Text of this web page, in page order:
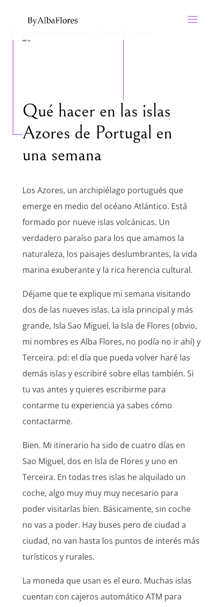
Qué hacer en las islas
Azores de Portugal en
una semana
Los Azores, un archipiélago portugués que
emerge en medio del océano Atlántico. Está
formado por nueve islas volcánicas. Un
verdadero paraíso para los que amamos la
naturaleza, los paisajes deslumbrantes, la vida
marina exuberante y la rica herencia cultural.
Déjame que te explique mi semana visitando
dos de las nueves islas. La isla principal y más
grande, Isla Sao Miguel, la Isla de Flores (obvio,
mi nombres es Alba Flores, no podía no ir ahí) y
Terceira. pd: el día que pueda volver haré las
demás islas y escribiré sobre ellas también. Si
tu vas antes y quieres escribirme para
contarme tu experiencia ya sabes cómo
contactarme.
Bien. Mi itinerario ha sido de cuatro días en
Sao Miguel, dos en Isla de Flores y uno en
Terceira. En todas tres islas he alquilado un
coche, algo muy muy muy necesario para
poder visitarlas bien. Básicamente, sin coche
no vas a poder. Hay buses pero de ciudad a
ciudad, no van hasta los puntos de interés más
turísticos y rurales.
La moneda que usan es el euro. Muchas islas
cuentan con cajeros automático ATM para